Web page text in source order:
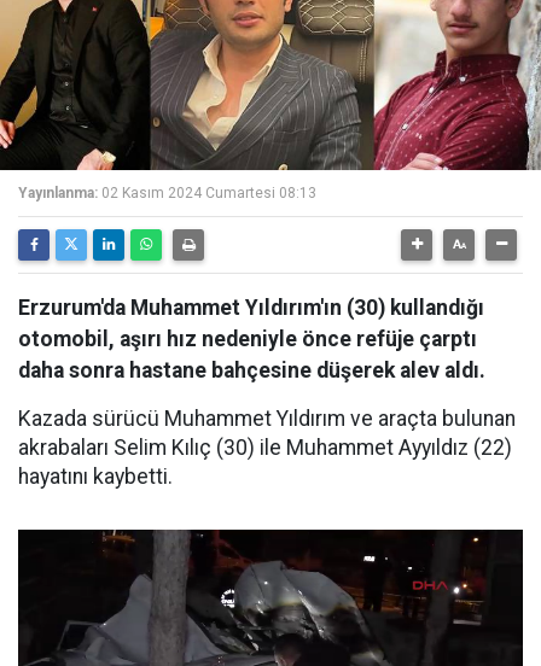
Yayınlanma: 02 Kasım 2024 Cumartesi 08:13
Erzurum'da Muhammet Yıldırım'ın (30) kullandığı
otomobil, aşırı hız nedeniyle önce refüje çarptı
daha sonra hastane bahçesine düşerek alev aldı.
Kazada sürücü Muhammet Yıldırım ve araçta bulunan
akrabaları Selim Kılıç (30) ile Muhammet Ayyıldız (22)
hayatını kaybetti.